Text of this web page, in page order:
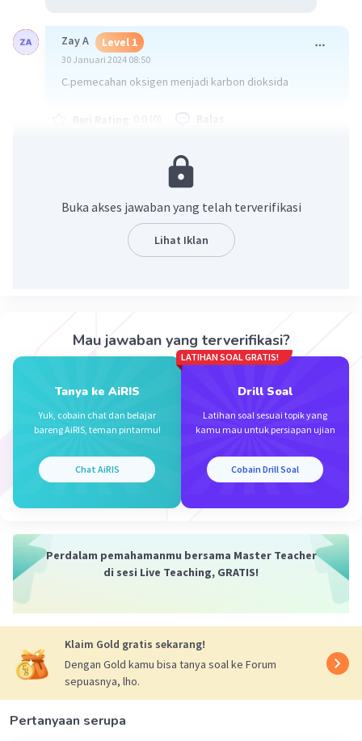
Zay A Level 1
30 Januari 2024 08:50
C.pemecahan oksigen menjadi karbon dioksida
Balas
Iklan
Buka akses jawaban yang telah terverifikasi
Lihat Iklan
Mau jawaban yang terverifikasi?
Tanya ke AiRIS
Yuk, cobain chat dan belajar
bareng AiRIS, teman pintarmu!
Chat AiRIS
LATIHAN SOAL GRATIS!
Drill Soal
Latihan soal sesuai topik yang
kamu mau untuk persiapan ujian
Cobain Drill Soal
Perdalam pemahamanmu bersama Master Teacher
di sesi Live Teaching, GRATIS!
Klaim Gold gratis sekarang!
Dengan Gold kamu bisa tanya soal ke Forum
sepuasnya, lho.
Pertanyaan serupa